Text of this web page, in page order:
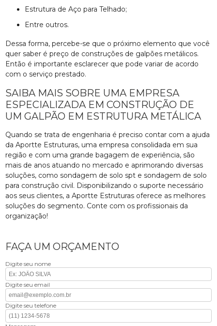
Estrutura de Aço para Telhado;
entre outros.
Dessa forma, percebe-se que o próximo elemento que você
quer saber é preço de construções de galpões metálicos.
Então é importante esclarecer que pode variar de acordo
com o serviço prestado.
SAIBA MAIS SOBRE UMA EMPRESA
ESPECIALIZADA EM CONSTRUÇÃO DE
UM GALPÃO EM ESTRUTURA METÁLICA
Quando se trata de engenharia é preciso contar com a ajuda
da Aportte Estruturas, uma empresa consolidada em sua
região e com uma grande bagagem de experiência, são
mais de anos atuando no mercado e aprimorando diversas
soluções, como sondagem de solo spt e sondagem de solo
para construção civil. Disponibilizando o suporte necessário
aos seus clientes, a Aportte Estruturas oferece as melhores
soluções do segmento. Conte com os profissionais da
organização!
FAÇA UM ORÇAMENTO
Digite seu nome
Digite seu email
Digite seu telefone